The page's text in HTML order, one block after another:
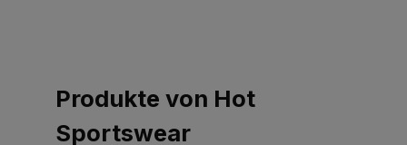
Produkte von Hot
Sportswear